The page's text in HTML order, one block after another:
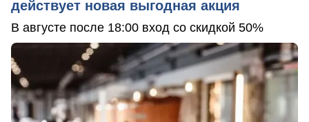
действует новая выгодная акция
В августе после 18:00 вход со скидкой 50%